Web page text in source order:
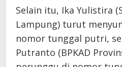
Selain itu, Ika Yulistira
Lampung) turut
nomor tunggal putri,
Putranto (BPKAD